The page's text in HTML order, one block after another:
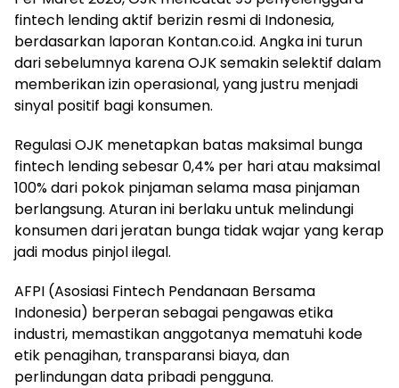
fintech lending aktif berizin resmi di Indonesia,
berdasarkan laporan Kontan.co.id. Angka ini turun
dari sebelumnya karena OJK semakin selektif dalam
memberikan izin operasional, yang justru menjadi
sinyal positif bagi konsumen.
Regulasi OJK menetapkan batas maksimal bunga
fintech lending sebesar 0,4% per hari atau maksimal
100% dari pokok pinjaman selama masa pinjaman
berlangsung. Aturan ini berlaku untuk melindungi
konsumen dari jeratan bunga tidak wajar yang kerap
jadi modus pinjol ilegal.
AFPI (Asosiasi Fintech Pendanaan Bersama
Indonesia) berperan sebagai pengawas etika
industri, memastikan anggotanya mematuhi kode
etik penagihan, transparansi biaya, dan
perlindungan data pribadi pengguna.